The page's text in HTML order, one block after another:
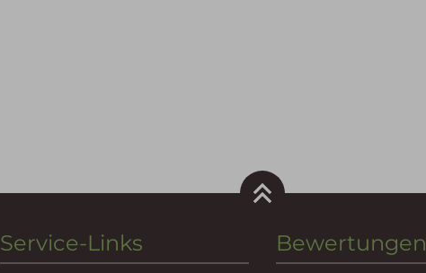
Service-Links Bewertungen